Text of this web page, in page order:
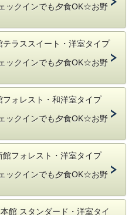
例 】
ギング風（数品の中から選択）
は珈琲
り、変更の場合もございます。
ィナーコースとなります。
客様に喜ばれる理由とは･･･ 〉
と早いのです。
夢中で、遅めの昼食をとった場合で
タートが出来るので、安心です！
らのお夕食スタートでもＯＫです。
お肉料理をお選びいただけます！
ナーへの変更も、当日でも承ります。
ックインでも夕食OK☆お野
テラススイート・洋室タイプ
ックインでも夕食OK☆お野
フォレスト・和洋室タイプ
ックインでも夕食OK☆お野
館フォレスト・洋室タイプ
ックインでも夕食OK☆お野
館 スタンダード・洋室タイ